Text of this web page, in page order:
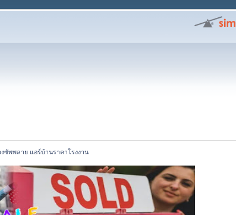
ซัพพลาย แอร์บ้านราคาโรงงาน